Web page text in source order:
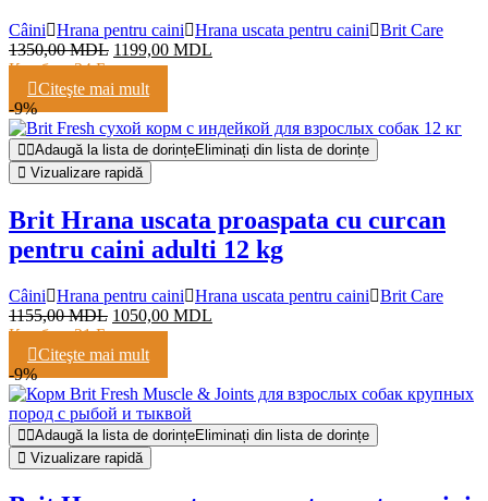
Câini Hrana pentru caini Hrana uscata pentru caini
Brit Care
1350,00MDL 1199,00 MDL
Кешбэк:24 Балла
Citeşte mai mult
-9%
Adaugă la lista de dorințeEliminați din lista de dorințe
Vizualizare rapidă
Brit Hrana uscata proaspata cu curcan
pentru caini adulti 12 kg
Câini Hrana pentru caini Hrana uscata pentru caini
Brit Care
1155,00MDL 1050,00 MDL
Кешбэк:21 Балл
Citeşte mai mult
-9%
Adaugă la lista de dorințeEliminați din lista de dorințe
Vizualizare rapidă